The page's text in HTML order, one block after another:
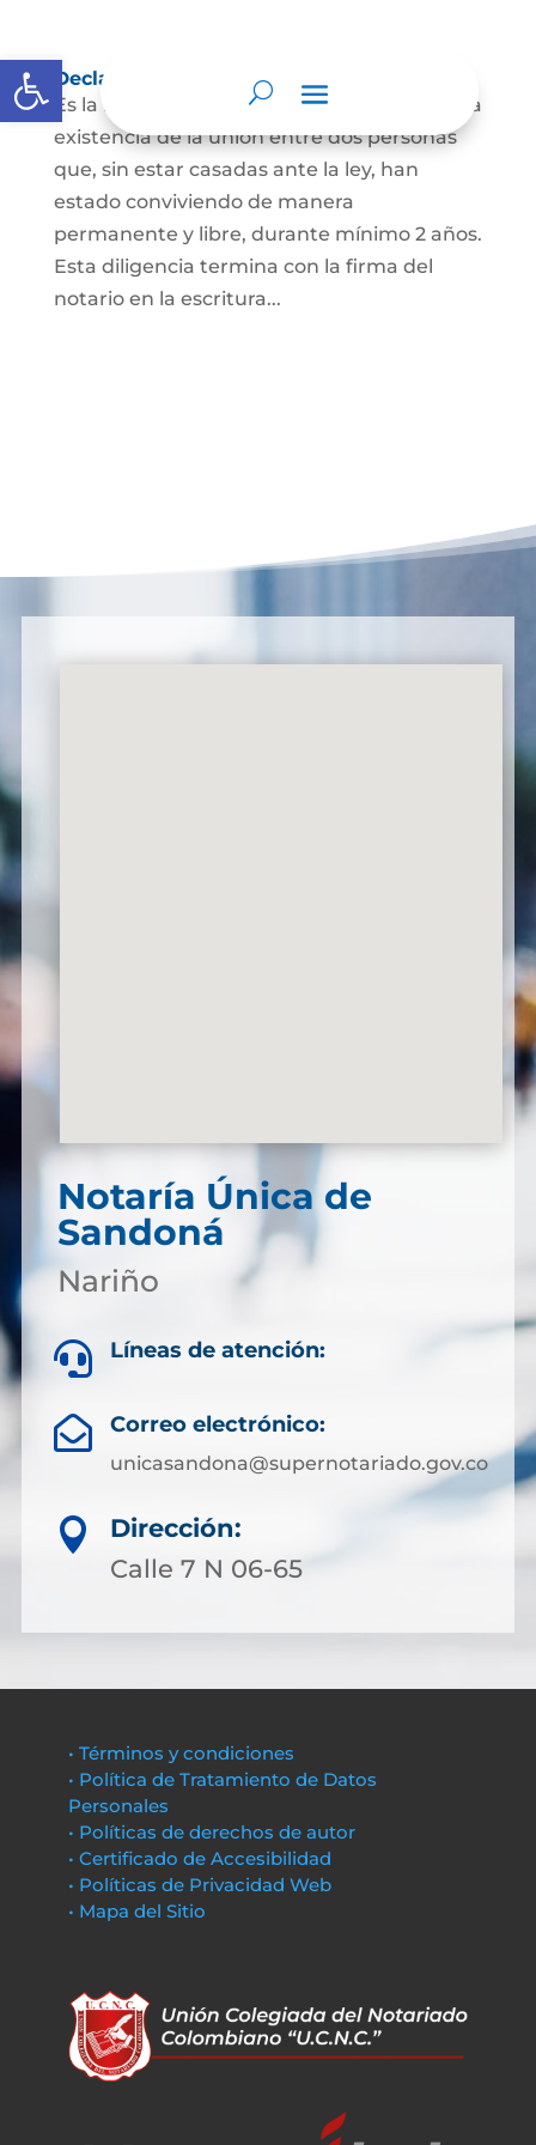
Abrir barra de herramientas
Declaración de Unión Marital de Hecho
Es la manifestación ante juez o notario de la
existencia de la unión entre dos personas
que, sin estar casadas ante la ley, han
estado conviviendo de manera
permanente y libre, durante mínimo 2 años.
Esta diligencia termina con la firma del
notario en la escritura...
Notaría Única de
Sandoná
Nariño
 Líneas de atención:
 Correo electrónico:
unicasandona@supernotariado.gov.co

Dirección:
Calle 7 N 06-65
• Términos y condiciones
• Política de Tratamiento de Datos
Personales
• Políticas de derechos de autor
• Certificado de Accesibilidad
• Políticas de Privacidad Web
• Mapa del Sitio